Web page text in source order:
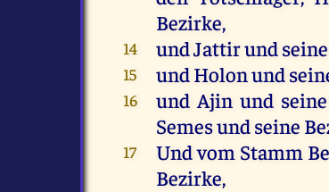
Bezirke,
14 undJattirund seine
15 und Holonund
16 und Ajinund seine
Semesund seine
17 Und vom Stamm
Bezirke,